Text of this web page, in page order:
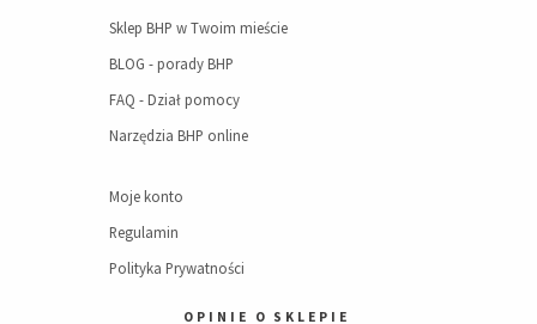
Sklep BHP w Twoim mieście
BLOG - porady BHP
FAQ - Dział pomocy
Narzędzia BHP online
Moje konto
Regulamin
Polityka Prywatności
OPINIE O SKLEPIE